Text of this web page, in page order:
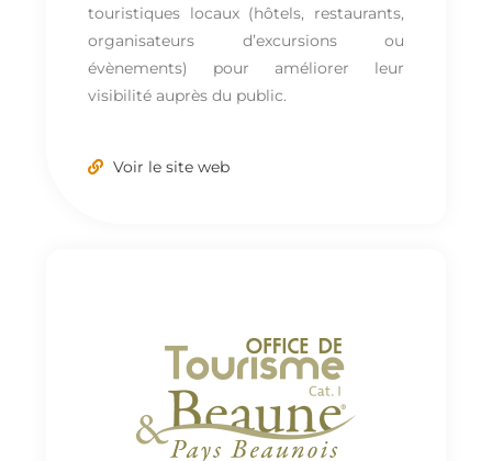
touristiques locaux (hôtels, restaurants,
organisateurs d’excursions ou
évènements) pour améliorer leur
visibilité auprès du public.
Voir le site web